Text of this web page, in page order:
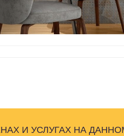
И УСЛУГАХ НА